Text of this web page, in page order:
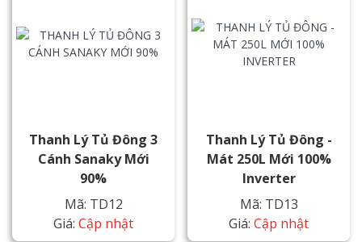
Thanh Lý Tủ Đông 3
Cánh Sanaky Mới
90%
Mã: TD12
Giá: Cập nhật
Thanh Lý Tủ Đông -
Mát 250L Mới 100%
Inverter
Mã: TD13
Giá: Cập nhật